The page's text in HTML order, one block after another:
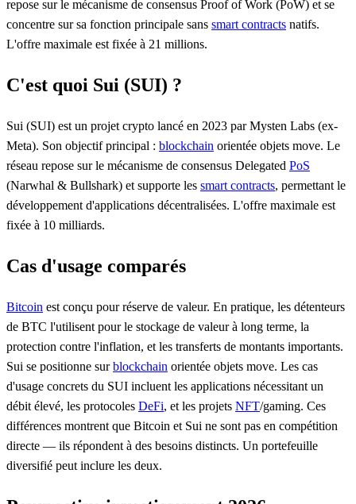
repose sur le mécanisme de consensus Proof of Work (PoW) et se
concentre sur sa fonction principale sans smart contracts natifs.
L'offre maximale est fixée à 21 millions.
C'est quoi Sui (SUI) ?
Sui (SUI) est un projet crypto lancé en 2023 par Mysten Labs (ex-
Meta). Son objectif principal : blockchain orientée objets move. Le
réseau repose sur le mécanisme de consensus Delegated PoS
(Narwhal & Bullshark) et supporte les smart contracts, permettant le
développement d'applications décentralisées. L'offre maximale est
fixée à 10 milliards.
Cas d'usage comparés
Bitcoin est conçu pour réserve de valeur. En pratique, les détenteurs
de BTC l'utilisent pour le stockage de valeur à long terme, la
protection contre l'inflation, et les transferts de montants importants.
Sui se positionne surblockchain orientée objets move. Les cas
d'usage concrets du SUI incluent les applications nécessitant un
débit élevé, les protocoles DeFi, et les projets NFT/gaming. Ces
différences montrent que Bitcoin et Sui ne sont pas en compétition
directe — ils répondent à des besoins distincts. Un portefeuille
diversifié peut inclure les deux.